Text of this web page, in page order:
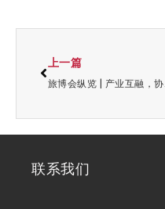
上一篇
联系我们